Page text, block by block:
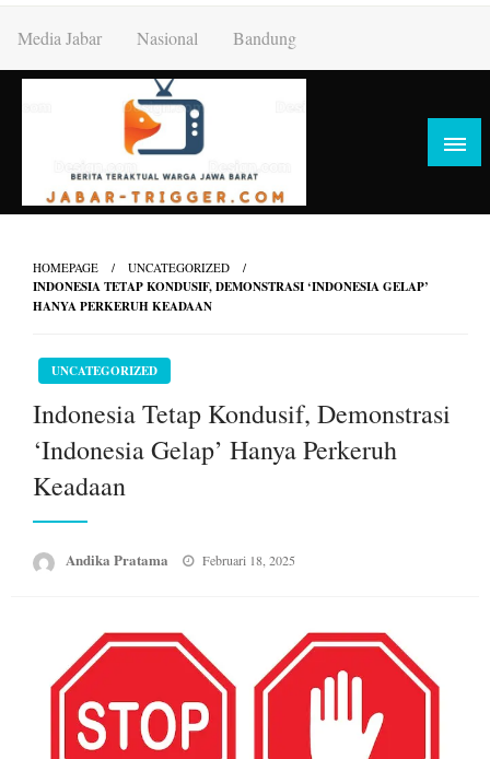
content
Media Jabar Nasional Bandung
HOMEPAGE UNCATEGORIZED
INDONESIA TETAP KONDUSIF, DEMONSTRASI ‘INDONESIA GELAP’
HANYA PERKERUH KEADAAN
UNCATEGORIZED
Indonesia Tetap Kondusif, Demonstrasi
‘Indonesia Gelap’ Hanya Perkeruh
Keadaan
Andika Pratama
Posted
Februari 18, 2025